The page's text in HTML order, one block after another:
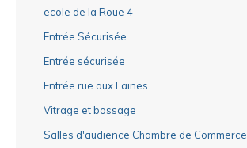
ecole de la Roue 4
Entrée Sécurisée
Entrée sécurisée
Entrée rue aux Laines
Vitrage et bossage
Salles d'audience Chambre de Commerce